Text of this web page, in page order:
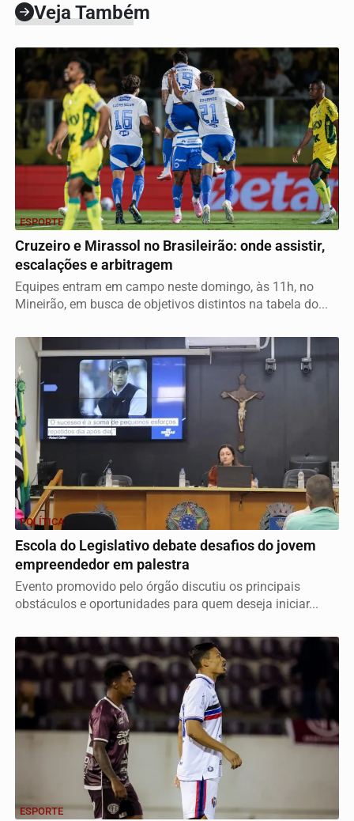
Veja Também
ESPORTE
Cruzeiro e Mirassol no Brasileirão: onde assistir,
escalações e arbitragem
Equipes entram em campo neste domingo, às 11h, no
Mineirão, em busca de objetivos distintos na tabela do...
POLÍTICA
Escola do Legislativo debate desafios do jovem
empreendedor em palestra
Evento promovido pelo órgão discutiu os principais
obstáculos e oportunidades para quem deseja iniciar...
ESPORTE